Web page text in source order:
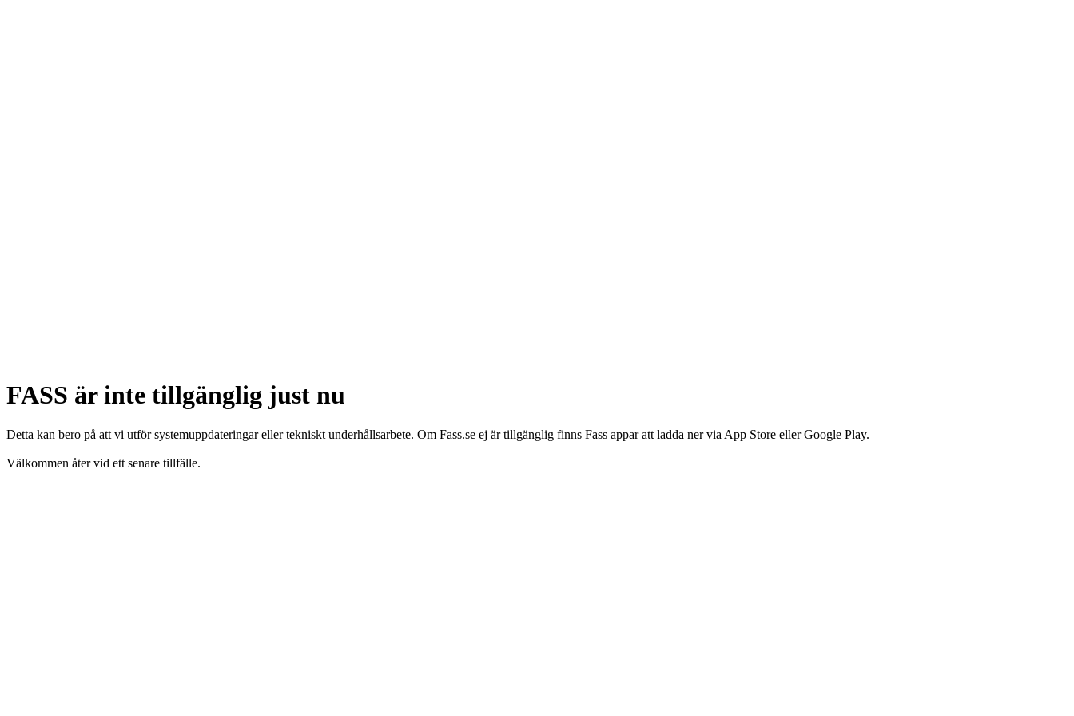
FASS är inte tillgänglig just nu
Detta kan bero på att vi utför systemuppdateringar eller tekniskt underhållsarbete. Om Fass.se ej är tillgänglig finns Fass appar att ladda ner via App Store eller Google Play.
Välkommen åter vid ett senare tillfälle.